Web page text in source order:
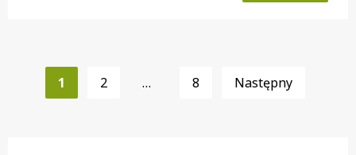
wpisach
1 2 … 8 Następny